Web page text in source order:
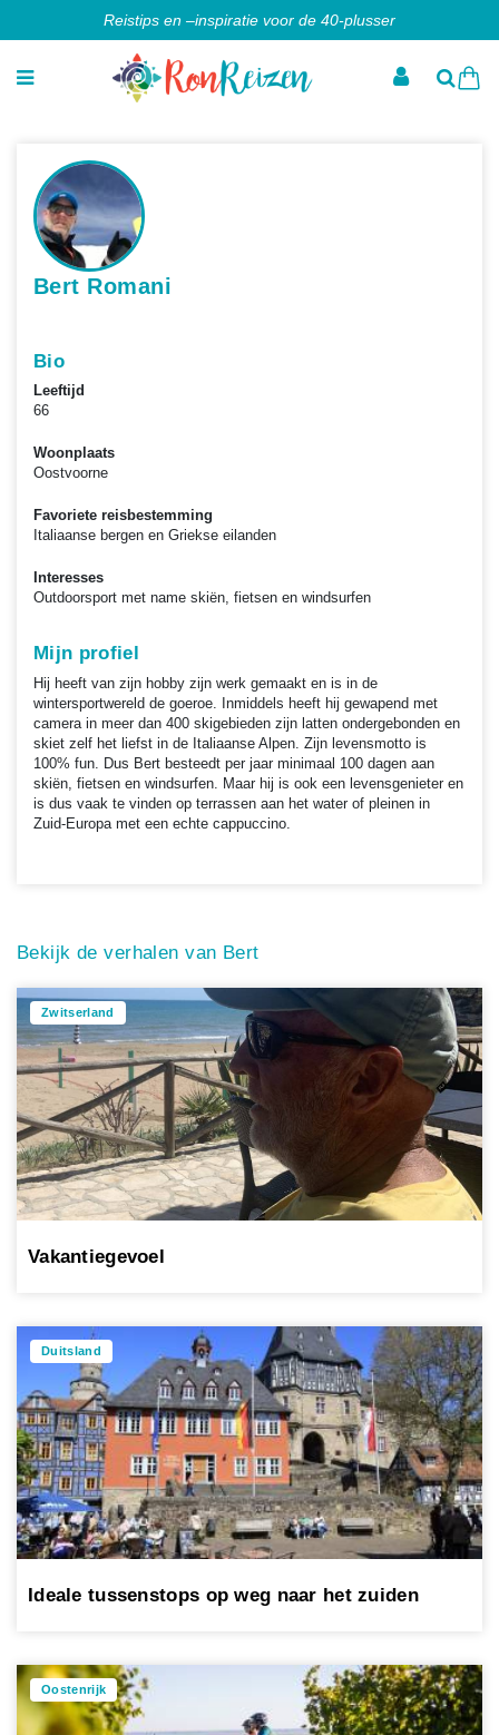
Reistips en –inspiratie voor de 40-plusser
Bert Romani
Bio
Leeftijd
66
Woonplaats
Oostvoorne
Favoriete reisbestemming
Italiaanse bergen en Griekse eilanden
Interesses
Outdoorsport met name skiën, fietsen en windsurfen
Mijn profiel
Hij heeft van zijn hobby zijn werk gemaakt en is in de
wintersportwereld de goeroe. Inmiddels heeft hij gewapend met
camera in meer dan 400 skigebieden zijn latten ondergebonden en
skiet zelf het liefst in de Italiaanse Alpen. Zijn levensmotto is
100% fun. Dus Bert besteedt per jaar minimaal 100 dagen aan
skiën, fietsen en windsurfen. Maar hij is ook een levensgenieter en
is dus vaak te vinden op terrassen aan het water of pleinen in
Zuid-Europa met een echte cappuccino.
Bekijk de verhalen van Bert
Zwitserland
Vakantiegevoel
Duitsland
Ideale tussenstops op weg naar het zuiden
Oostenrijk